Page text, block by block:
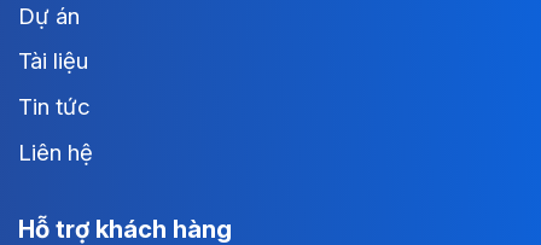
Dự án
Tài liệu
Tin tức
Liên hệ
Hỗ trợ khách hàng